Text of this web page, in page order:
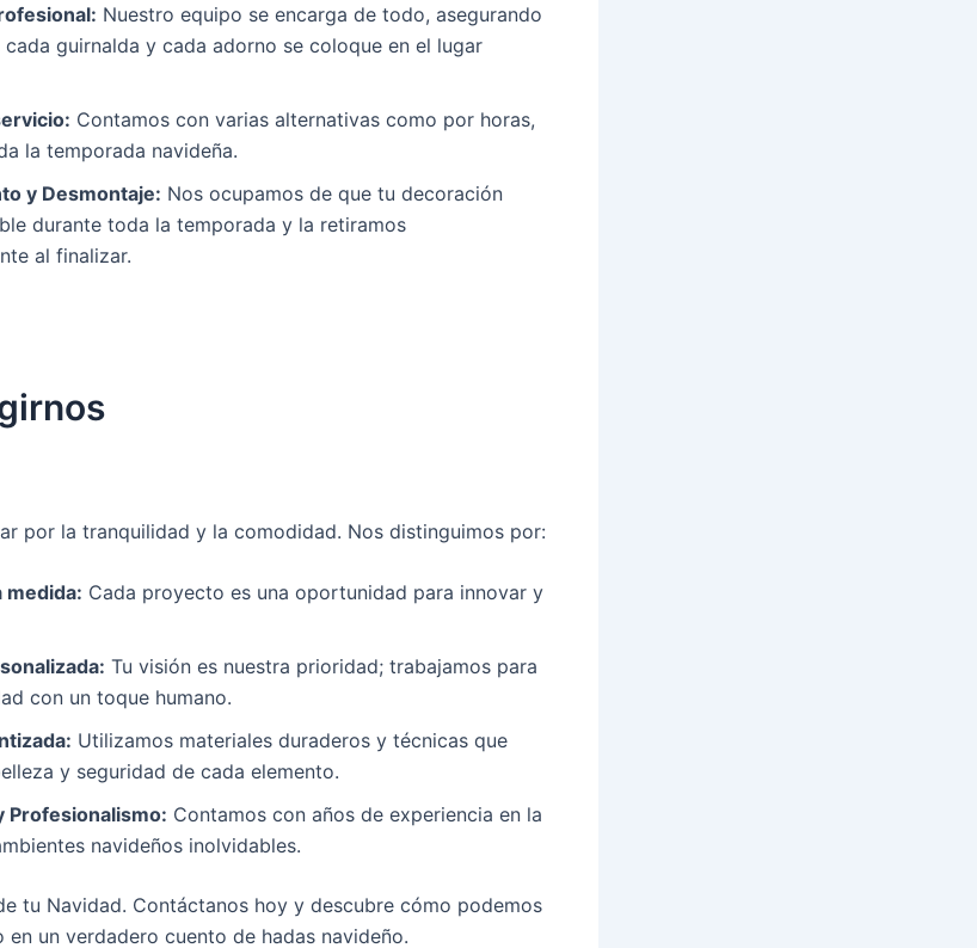
Nuestro equipo se encarga de todo, asegurando
cada guirnalda y cada adorno se coloque en el lugar
Contamos con varias alternativas como por horas,
la temporada navideña.
y Desmontaje: Nos ocupamos de que tu decoración
durante toda la temporada y la retiramos
al finalizar.
por la tranquilidad y la comodidad. Nos distinguimos por:
medida: Cada proyecto es una oportunidad para innovar y
Tu visión es nuestra prioridad; trabajamos para
con un toque humano.
Utilizamos materiales duraderos y técnicas que
y seguridad de cada elemento.
Profesionalismo: Contamos con años de experiencia en la
navideños inolvidables.
tu Navidad. Contáctanos hoy y descubre cómo podemos
un verdadero cuento de hadas navideño.